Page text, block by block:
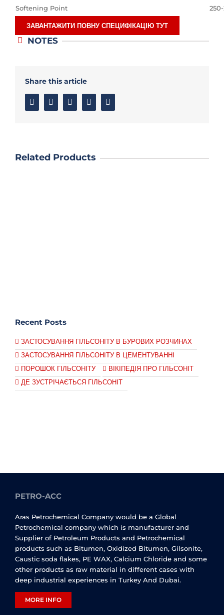
Softening Point
ЗАВАНТАЖИТИ ПОВНУ СПЕЦИФІКАЦІЮ ТУТ
NOTES
Share this article
FacebookTwitter LinkedinGoogle+
Related Products
Recent Posts
ЗАСТОСУВАННЯ ГІЛЬСОНІТУ В БУРОВИХ РОЗЧИНАХ
ЗАСТОСУВАННЯ ГІЛЬСОНІТУ В ЦЕМЕНТУВАННІ
ПОРОШОК ГІЛЬСОНІТУ
ВІКІПЕДІЯ ПРО ГІЛЬСОНІТ
ДЕ ЗУСТРІЧАЄТЬСЯ ГІЛЬСОНІТ
PETRO-ACC
Aras Petrochemical Company would be a Global
Petrochemical company which is manufacturer and
Supplier of Petroleum Products and Petrochemical
products such as Bitumen, Oxidized Bitumen, Gilsonite,
Caustic soda flakes, PE WAX, Calcium Chloride and some
other products as raw material in different cases with
deep industrial experiences in Turkey And Dubai.
MORE INFO